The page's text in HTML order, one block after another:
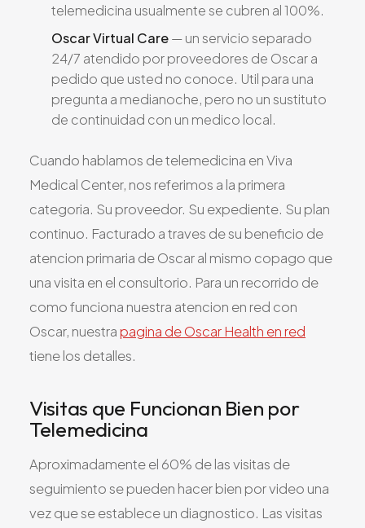
telemedicina usualmente se cubren al 100%.
Oscar Virtual Care— un servicio separado
24/7 atendido por proveedores de Oscar a
pedido que usted no conoce. Util para una
pregunta a medianoche, pero no un sustituto
de continuidad con un medico local.
Cuando hablamos de telemedicina en Viva
Medical Center, nos referimos a la primera
categoria. Su proveedor. Su expediente. Su plan
continuo. Facturado a traves de su beneficio de
atencion primaria de Oscar al mismo copago que
una visita en el consultorio. Para un recorrido de
como funciona nuestra atencion en red con
Oscar, nuestrapagina de Oscar Health en red
tiene los detalles.
Visitas que Funcionan Bien por
Telemedicina
Aproximadamente el 60% de las visitas de
seguimiento se pueden hacer bien por video una
vez que se establece un diagnostico. Las visitas